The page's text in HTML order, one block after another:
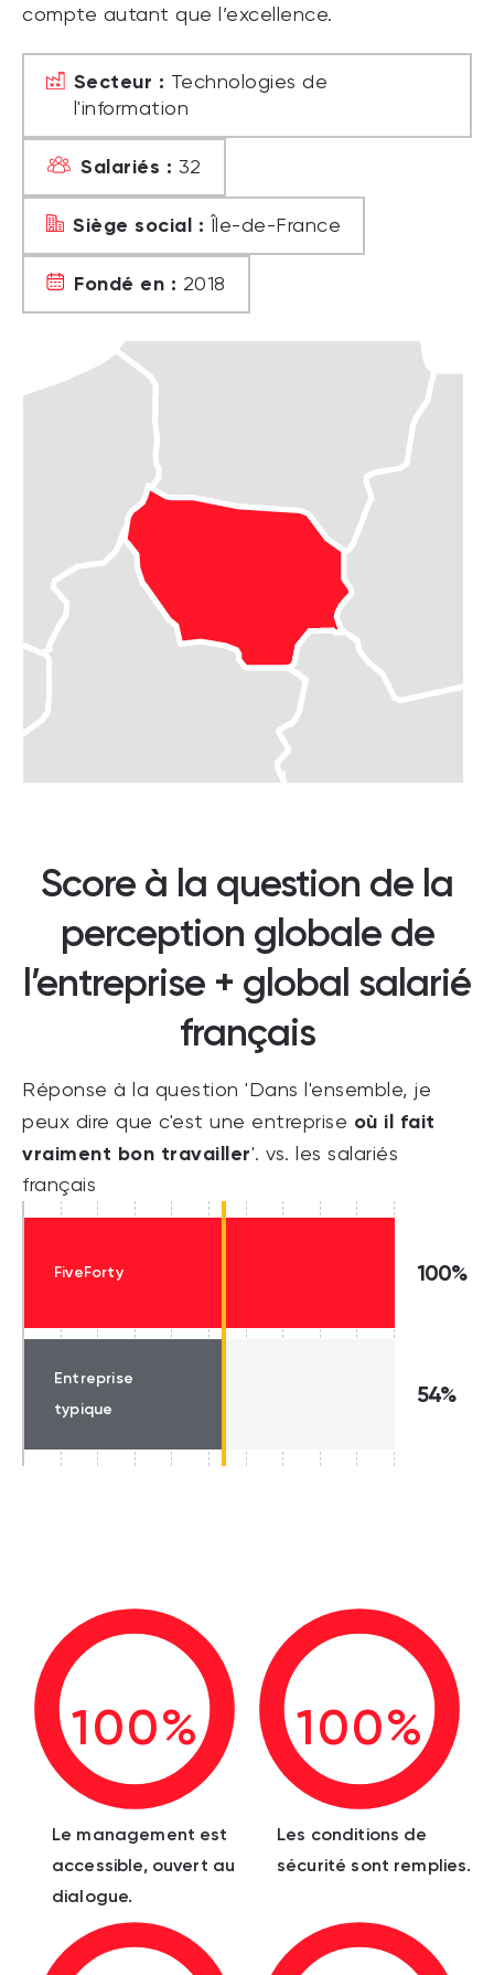
compte autant que l’excellence.
Secteur : Technologies de
l'information
Salariés : 32
Siège social : Île-de-France
Fondé en : 2018
Score à la question de la
perception globale de
l’entreprise + global salarié
français
Réponse à la question 'Dans l'ensemble, je
peux dire que c'est une entreprise où il fait
vraiment bon travailler'. vs. les salariés
français
FiveForty 100%
Entreprise
typique
54%
100%
Le management est
accessible, ouvert au
dialogue.
100%
Les conditions de
sécurité sont remplies.